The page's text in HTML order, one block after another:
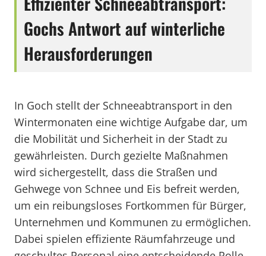
Gochs Antwort auf winterliche
Herausforderungen
In Goch stellt der Schneeabtransport in den
Wintermonaten eine wichtige Aufgabe dar, um
die Mobilität und Sicherheit in der Stadt zu
gewährleisten. Durch gezielte Maßnahmen
wird sichergestellt, dass die Straßen und
Gehwege von Schnee und Eis befreit werden,
um ein reibungsloses Fortkommen für Bürger,
Unternehmen und Kommunen zu ermöglichen.
Dabei spielen effiziente Räumfahrzeuge und